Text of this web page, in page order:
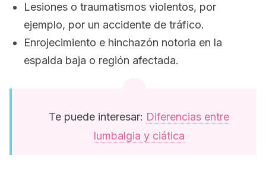
Lesiones o traumatismos violentos, por
ejemplo, por un accidente de tráfico.
Enrojecimiento e hinchazón notoria en la
espalda baja o región afectada.
Te puede interesar: Diferencias entre
lumbalgia y ciática